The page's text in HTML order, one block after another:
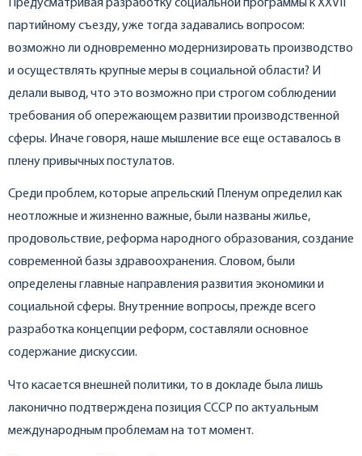
Предусматривая разработку социальной программы к XXVII
партийному съезду, уже тогда задавались вопросом:
возможно ли одновременно модернизировать производство
и осуществлять крупные меры в социальной области? И
делали вывод, что это возможно при строгом соблюдении
требования об опережающем развитии производственной
сферы. Иначе говоря, наше мышление все еще оставалось в
плену привычных постулатов.
Среди проблем, которые апрельский Пленум определил как
неотложные и жизненно важные, были названы жилье,
продовольствие, реформа народного образования, создание
современной базы здравоохранения. Словом, были
определены главные направления развития экономики и
социальной сферы. Внутренние вопросы, прежде всего
разработка концепции реформ, составляли основное
содержание дискуссии.
Что касается внешней политики, то в докладе была лишь
лаконично подтверждена позиция СССР по актуальным
международным проблемам на тот момент.